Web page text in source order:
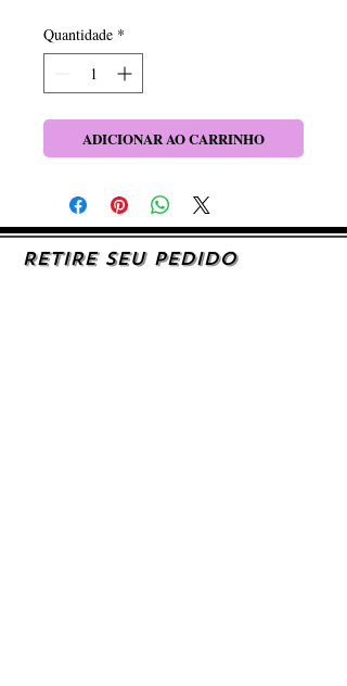
Quantidade *
ADICIONAR AO CARRINHO
RETIRE SEU PEDIDO